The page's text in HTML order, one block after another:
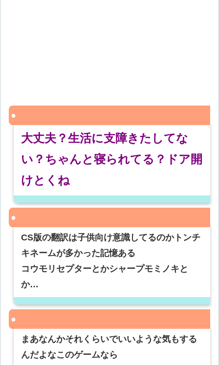
大丈夫？生活に支障きたしてな
い？ちゃんと寝られてる？ドア開
けとくね
CS版の翻訳は子供向け意識してるのかトンチ
キネームが多かった記憶ある
コウモリセプターとかシャープモミノキと
か…
まあなんかそれくらいでいいような気もする
んだよなこのゲームなら